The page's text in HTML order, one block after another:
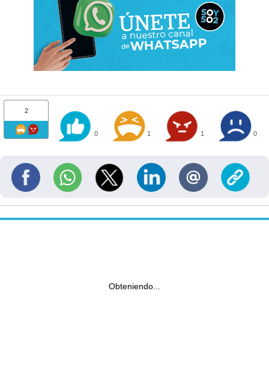
2
0 1 1 0
Obteniendo...